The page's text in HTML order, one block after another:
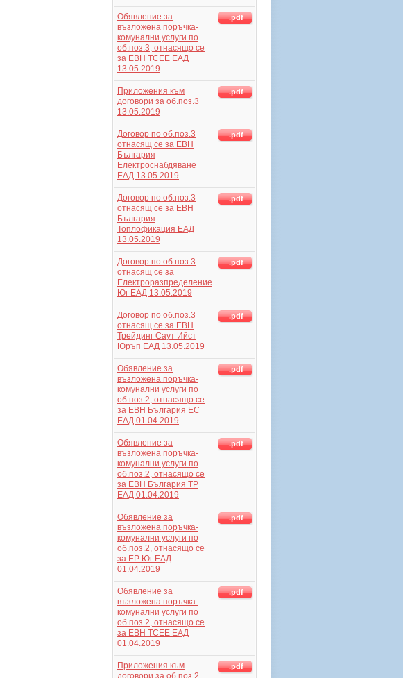
Обявление за
възложена поръчка-
комунални услуги по
об.поз.3, отнасящо се
за ЕВН ТСЕЕ ЕАД
13.05.2019
.pdf
Приложения към
договори за об.поз.3
13.05.2019
.pdf
Договор по об.поз.3
отнасящ се за ЕВН
България
Електроснабдяване
ЕАД 13.05.2019
.pdf
Договор по об.поз.3
отнасящ се за ЕВН
България
Топлофикация ЕАД
13.05.2019
.pdf
Договор по об.поз.3
отнасящ се за
Електроразпределение
Юг ЕАД 13.05.2019
.pdf
Договор по об.поз.3
отнасящ се за ЕВН
Трейдинг Саут Ийст
Юръп ЕАД 13.05.2019
.pdf
Обявление за
възложена поръчка-
комунални услуги по
об.поз.2, отнасящо се
за ЕВН България ЕС
ЕАД 01.04.2019
.pdf
Обявление за
възложена поръчка-
комунални услуги по
об.поз.2, отнасящо се
за ЕВН България ТР
ЕАД 01.04.2019
.pdf
Обявление за
възложена поръчка-
комунални услуги по
об.поз.2, отнасящо се
за ЕР Юг ЕАД
01.04.2019
.pdf
Обявление за
възложена поръчка-
комунални услуги по
об.поз.2, отнасящо се
за ЕВН ТСЕЕ ЕАД
01.04.2019
.pdf
Приложения към
договори за об.поз.2
.pdf